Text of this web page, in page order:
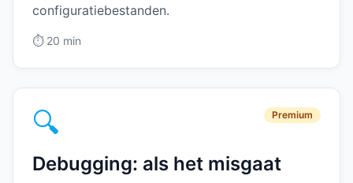
configuratiebestanden.
⏱️ 20 min
🔍 Premium
Debugging: als het misgaat